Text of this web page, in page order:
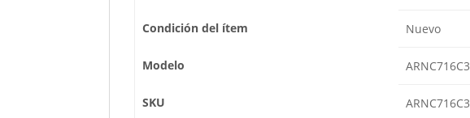
Condición del ítem Nuevo
Modelo ARNC716C3
SKU ARNC716C3